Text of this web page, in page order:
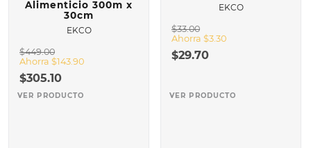
Alimenticio 300m x
30cm
EKCO
$449.00
Ahorra $143.90
$305.10
VER PRODUCTO
EKCO
$33.00
Ahorra $3.30
$29.70
VER PRODUCTO